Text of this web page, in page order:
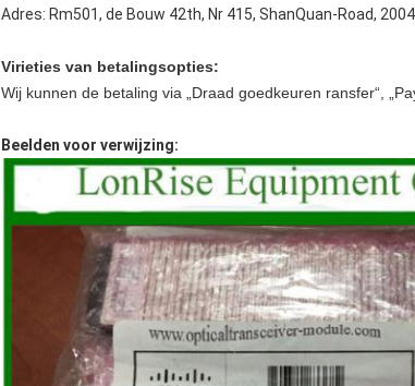
Adres: Rm501, de Bouw 42th, Nr 415, ShanQuan-Road,
Virieties van betalingsopties:
Wij kunnen de betaling via „Draad goedkeuren ransfer“,
Beelden voor verwijzing: